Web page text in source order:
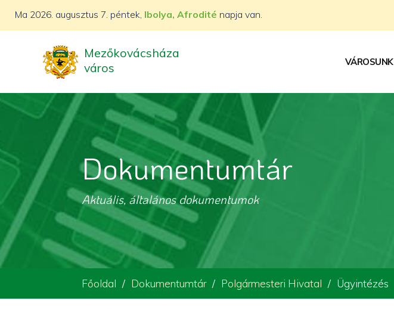
Ma 2026. augusztus 7. péntek, Ibolya, Afrodité napja van.
Mezőkovácsháza
város
VÁROSUNK
Dokumentumtár
Aktuális, általános dokumentumok
Főoldal Dokumentumtár Polgármesteri Hivatal Ügyintézés